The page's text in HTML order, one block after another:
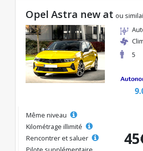
Opel Astra new at ou
5
Même niveau
Kilométrage illimité
Rencontrer et saluer